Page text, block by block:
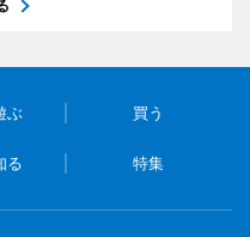
ぶ 買う
る 特集